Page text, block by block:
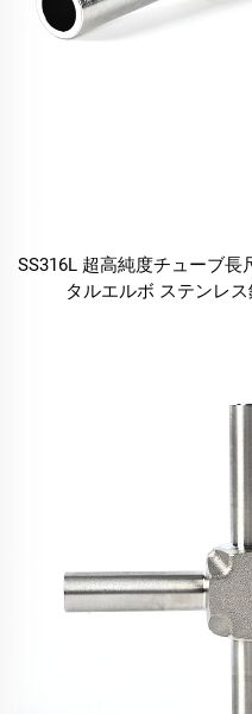
SS316L 超高純度チューブ
タルエルボ ステンレ